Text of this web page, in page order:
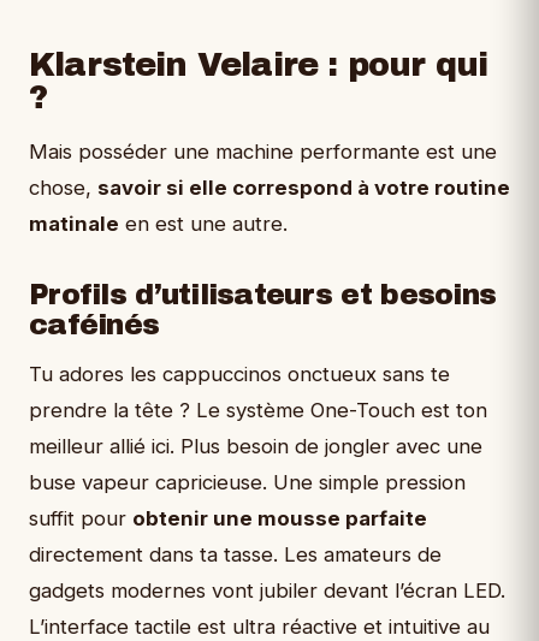
Klarstein Velaire : pour qui
?
Mais posséder une machine performante est une
chose, savoir si elle correspond à votre routine
matinale en est une autre.
Profils d’utilisateurs et besoins
caféinés
Tu adores les cappuccinos onctueux sans te
prendre la tête ? Le système One-Touch est ton
meilleur allié ici. Plus besoin de jongler avec une
buse vapeur capricieuse. Une simple pression
suffit pour obtenir une mousse parfaite
directement dans ta tasse. Les amateurs de
gadgets modernes vont jubiler devant l’écran LED.
L’interface tactile est ultra réactive et intuitive au